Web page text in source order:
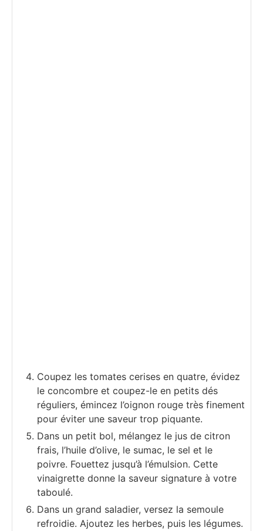
Coupez les tomates cerises en quatre, évidez
le concombre et coupez-le en petits dés
réguliers, émincez l’oignon rouge très finement
pour éviter une saveur trop piquante.
Dans un petit bol, mélangez le jus de citron
frais, l’huile d’olive, le sumac, le sel et le
poivre. Fouettez jusqu’à l’émulsion. Cette
vinaigrette donne la saveur signature à votre
taboulé.
Dans un grand saladier, versez la semoule
refroidie. Ajoutez les herbes, puis les légumes.